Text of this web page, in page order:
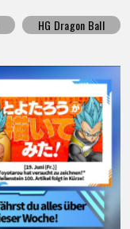
HG Dragon Ball